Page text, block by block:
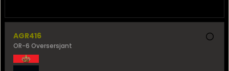
AGR416
OR-6 Oversersjant